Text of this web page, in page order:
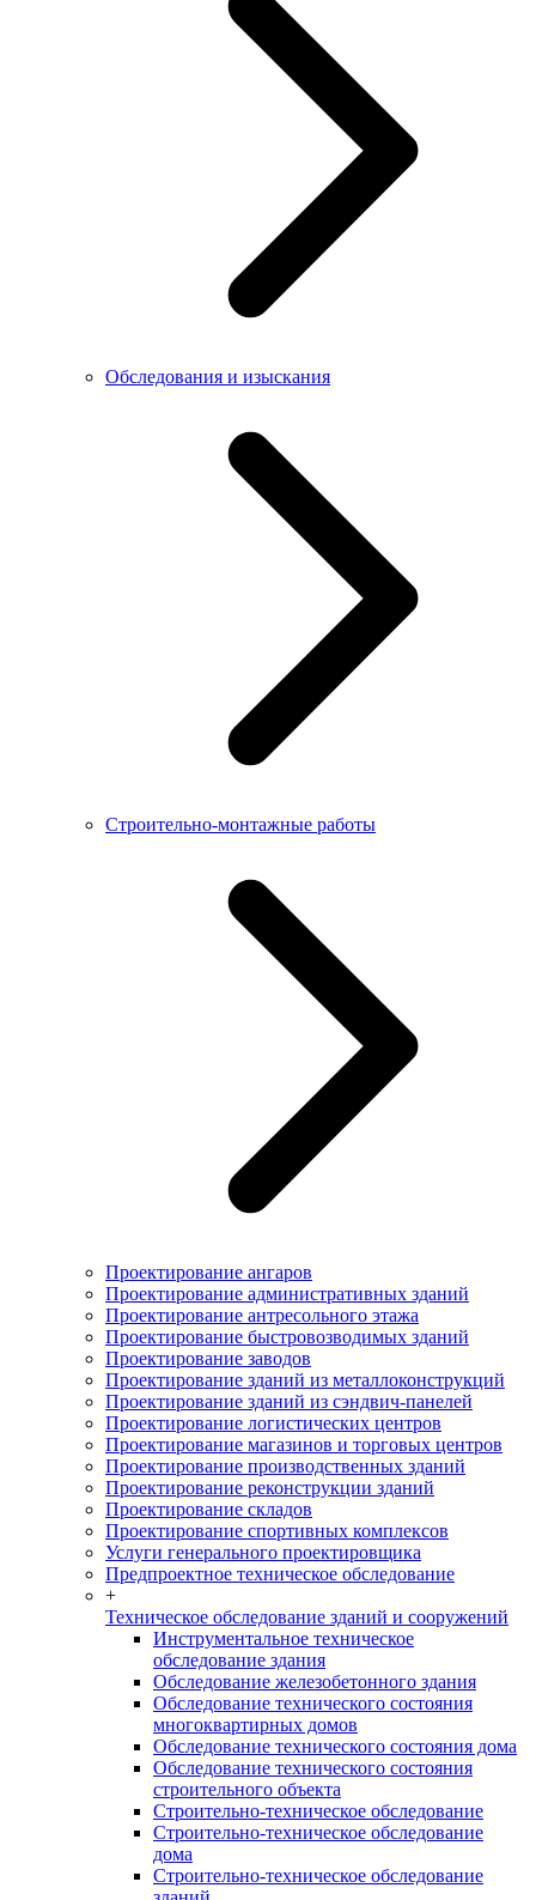
Обследования и изыскания
Строительно-монтажные работы
Проектирование ангаров
Проектирование административных зданий
Проектирование антресольного этажа
Проектирование быстровозводимых зданий
Проектирование заводов
Проектирование зданий из металлоконструкций
Проектирование зданий из сэндвич-панелей
Проектирование логистических центров
Проектирование магазинов и торговых центров
Проектирование производственных зданий
Проектирование реконструкции зданий
Проектирование складов
Проектирование спортивных комплексов
Услуги генерального проектировщика
Предпроектное техническое обследование
+
Техническое обследование зданий и сооружений
Инструментальное техническое
обследование здания
Обследование железобетонного здания
Обследование технического состояния
многоквартирных домов
Обследование технического состояния дома
Обследование технического состояния
строительного объекта
Строительно-техническое обследование
Строительно-техническое обследование
дома
Строительно-техническое обследование